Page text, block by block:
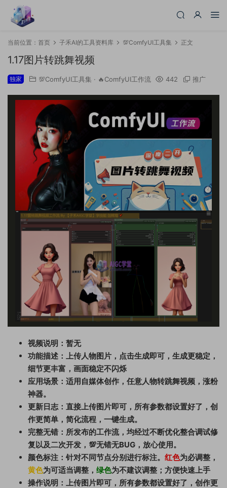
当前位置： 首页 子禾AI的工具资料库 💯ComfyUI工具集 正文
1.17图片转跳舞视频
独家 💯ComfyUI工具集 · 🔥ComfyUI工作流 442 推广
视频说明：暂无
功能描述：上传人物图片，点击生成即可，生成更稳定，
细节更丰富，画面稳定不闪烁
应用场景：适用自媒体创作，任意人物转跳舞视频，涨粉
神器。
更新日志：直接上传图片即可，所有参数都设置好了，创
作更简单，简化流程，一键生成。
完整无错：所发布的工作流，均经过不断优化整合调试修
复以及二次开发，💯无错无BUG，放心使用。
颜色标注：针对不同节点分别进行标注。 红色为必调整，
黄色为可适当调整， 绿色为不建议调整；方便快速上手
操作说明：上传图片即可，所有参数都设置好了，创作更